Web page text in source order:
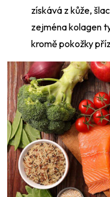
získává z kůže,
zejména kolagen
kromě pokožky